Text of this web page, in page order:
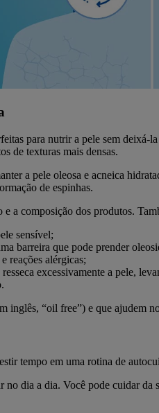
para nutrir a pele sem deixá-
de texturas mais densas.
a pele oleosa e acneica
de espinhas.
e a composição dos produtos.
sensível;
barreira que pode prender
reações alérgicas;
resseca excessivamente a pele,
inglês, “oil free”) e que ajudem
tempo em uma rotina de
dia a dia. Você pode cuidar da